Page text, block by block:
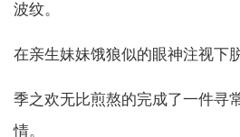
波纹。
在亲生妹妹饿狼似的眼神注视下
季之欢无比煎熬的完成了一件寻
情。